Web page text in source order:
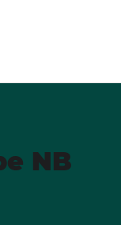
NB